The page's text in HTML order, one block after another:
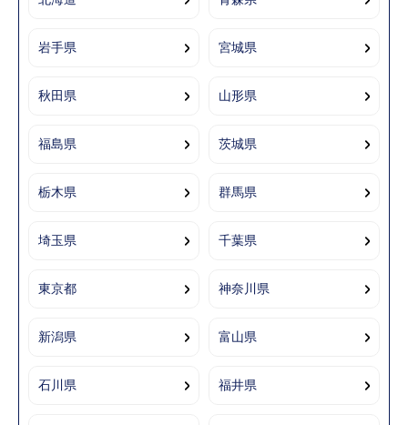
岩手県 宮城県
秋田県 山形県
福島県 茨城県
栃木県 群馬県
埼玉県 千葉県
東京都 神奈川県
新潟県 富山県
石川県 福井県